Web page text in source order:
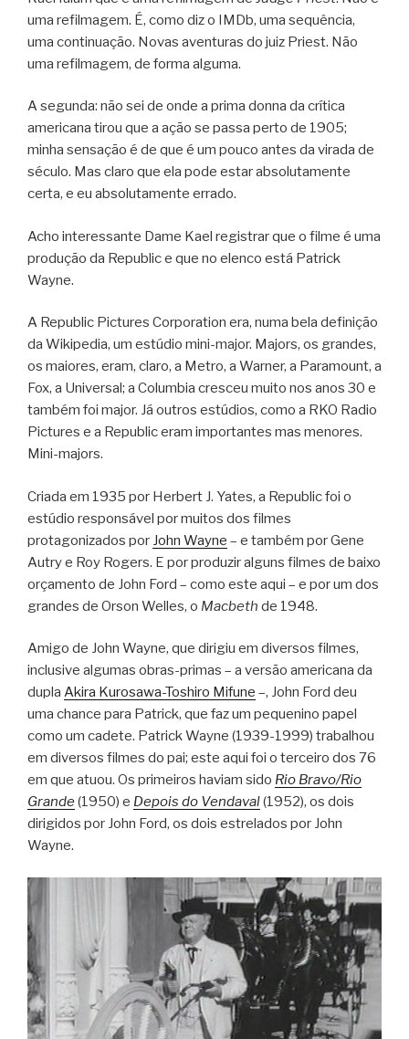
uma refilmagem. É, como diz o IMDb, uma sequência,
uma continuação. Novas aventuras do juiz Priest. Não
uma refilmagem, de forma alguma.
A segunda: não sei de onde a prima donna da crítica
americana tirou que a ação se passa perto de 1905;
minha sensação é de que é um pouco antes da virada de
século. Mas claro que ela pode estar absolutamente
certa, e eu absolutamente errado.
Acho interessante Dame Kael registrar que o filme é uma
produção da Republic e que no elenco está Patrick
Wayne.
A Republic Pictures Corporation era, numa bela definição
da Wikipedia, um estúdio mini-major. Majors, os grandes,
os maiores, eram, claro, a Metro, a Warner, a Paramount, a
Fox, a Universal; a Columbia cresceu muito nos anos 30 e
também foi major. Já outros estúdios, como a RKO Radio
Pictures e a Republic eram importantes mas menores.
Mini-majors.
Criada em 1935 por Herbert J. Yates, a Republic foi o
estúdio responsável por muitos dos filmes
protagonizados por John Wayne – e também por Gene
Autry e Roy Rogers. E por produzir alguns filmes de baixo
orçamento de John Ford – como este aqui – e por um dos
grandes de Orson Welles, o Macbeth de 1948.
Amigo de John Wayne, que dirigiu em diversos filmes,
inclusive algumas obras-primas – a versão americana da
dupla Akira Kurosawa-Toshiro Mifune –, John Ford deu
uma chance para Patrick, que faz um pequenino papel
como um cadete. Patrick Wayne (1939-1999) trabalhou
em diversos filmes do pai; este aqui foi o terceiro dos 76
em que atuou. Os primeiros haviam sido Rio Bravo/Rio
Grande(1950) e Depois do Vendaval(1952), os dois
dirigidos por John Ford, os dois estrelados por John
Wayne.